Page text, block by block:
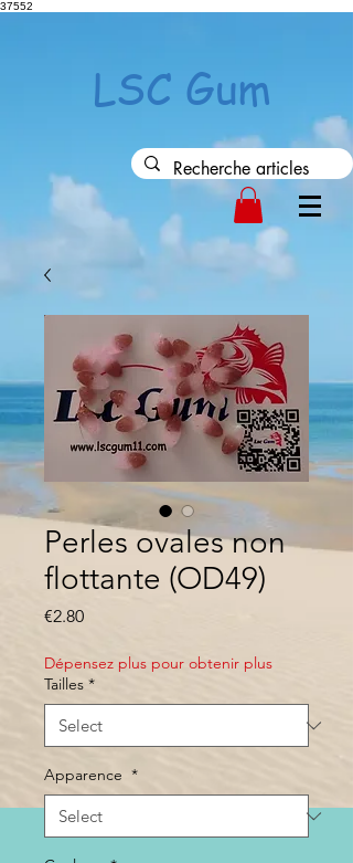
37552
LSC Gum
Perles ovales non
flottante (OD49)
€2.80Price
Dépensez plus pour obtenir plus
Tailles *
Apparence *